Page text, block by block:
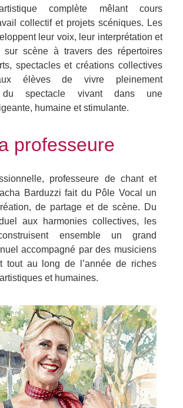
complète mêlant cours
collectif et projets scéniques. Les
leur voix, leur interprétation et
sur scène à travers des répertoires
spectacles et créations collectives
élèves de vivre pleinement
du spectacle vivant dans une
humaine et stimulante.
professeure
professeure de chant et
Barduzzi fait du Pôle Vocal un
de partage et de scène. Du
aux harmonies collectives, les
ensemble un grand
accompagné par des musiciens
tout au long de l’année de riches
et humaines.